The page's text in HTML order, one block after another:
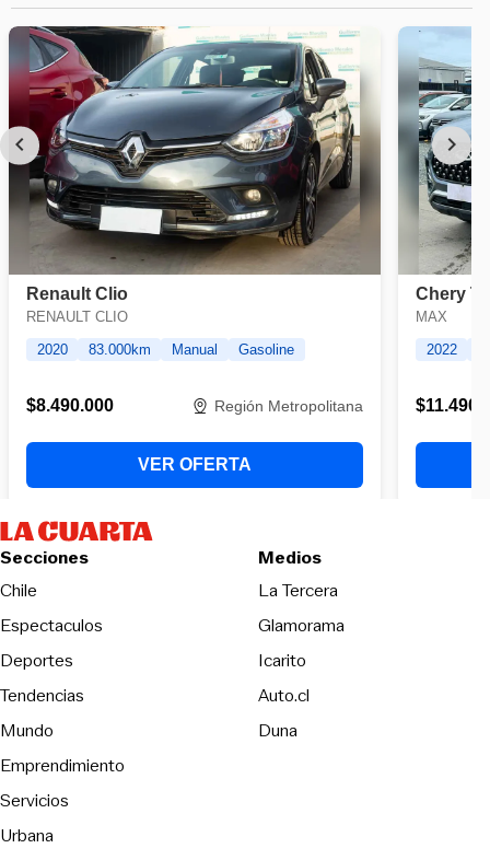
Secciones
Chile
Espectaculos
Deportes
Tendencias
Mundo
Emprendimiento
Servicios
Urbana
Medios
La TerceraOpens in new
Glamorama
Icarito
Auto.cl
DunaOpens in new window